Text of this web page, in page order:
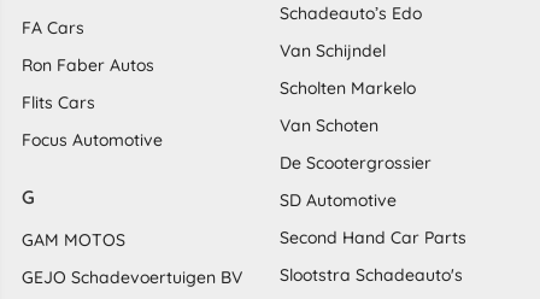
FA Cars
Ron Faber Autos
Flits Cars
Focus Automotive
G
GAM MOTOS
GEJO Schadevoertuigen BV
Schadeauto’s Edo
Van Schijndel
Scholten Markelo
Van Schoten
De Scootergrossier
SD Automotive
Second Hand Car Parts
Slootstra Schadeauto's